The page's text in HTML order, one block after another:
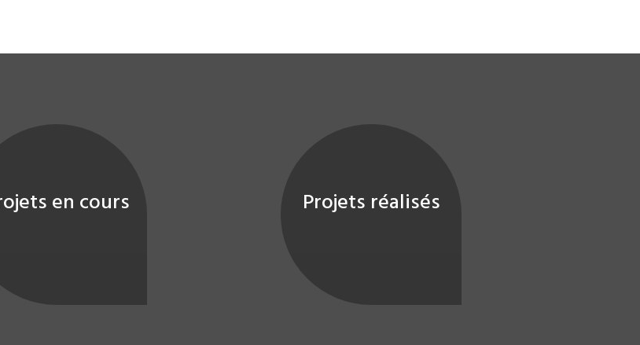
en cours Projets réalisés